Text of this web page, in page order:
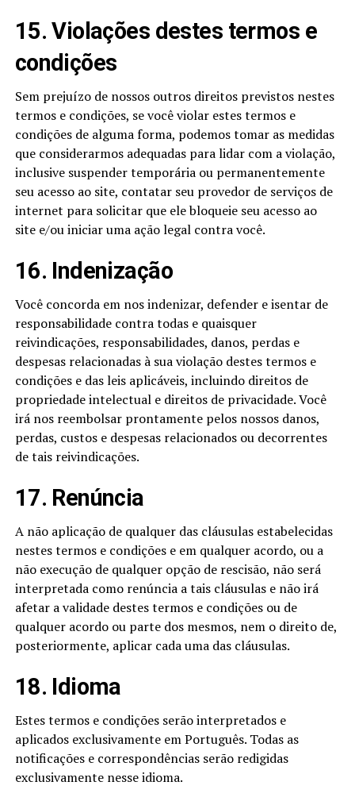
15. Violações destes termos e
condições
Sem prejuízo de nossos outros direitos previstos nestes
termos e condições, se você violar estes termos e
condições de alguma forma, podemos tomar as medidas
que considerarmos adequadas para lidar com a violação,
inclusive suspender temporária ou permanentemente
seu acesso ao site, contatar seu provedor de serviços de
internet para solicitar que ele bloqueie seu acesso ao
site e/ou iniciar uma ação legal contra você.
16. Indenização
Você concorda em nos indenizar, defender e isentar de
responsabilidade contra todas e quaisquer
reivindicações, responsabilidades, danos, perdas e
despesas relacionadas à sua violação destes termos e
condições e das leis aplicáveis, incluindo direitos de
propriedade intelectual e direitos de privacidade. Você
irá nos reembolsar prontamente pelos nossos danos,
perdas, custos e despesas relacionados ou decorrentes
de tais reivindicações.
17. Renúncia
A não aplicação de qualquer das cláusulas estabelecidas
nestes termos e condições e em qualquer acordo, ou a
não execução de qualquer opção de rescisão, não será
interpretada como renúncia a tais cláusulas e não irá
afetar a validade destes termos e condições ou de
qualquer acordo ou parte dos mesmos, nem o direito de,
posteriormente, aplicar cada uma das cláusulas.
18. Idioma
Estes termos e condições serão interpretados e
aplicados exclusivamente em Português. Todas as
notificações e correspondências serão redigidas
exclusivamente nesse idioma.